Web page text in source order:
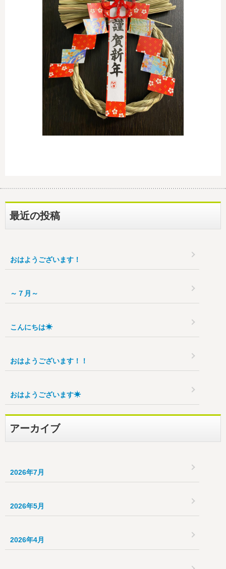
最近の投稿
おはようございます！
～７月～
こんにちは☀
おはようございます！！
おはようございます☀
アーカイブ
2026年7月
2026年5月
2026年4月